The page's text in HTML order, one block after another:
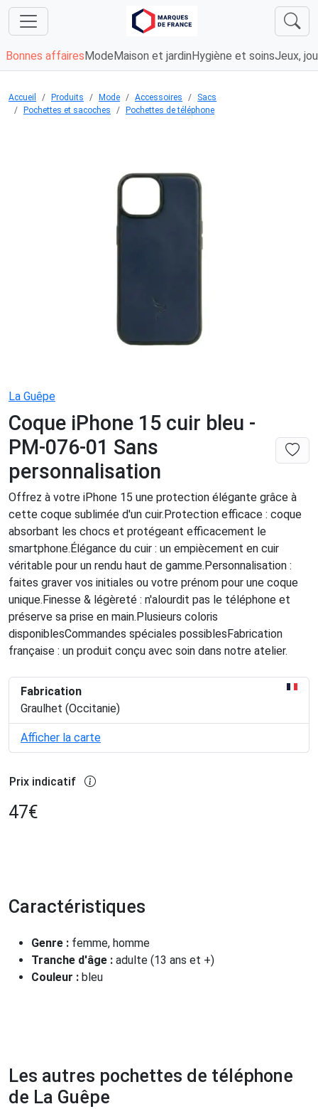
Bonnes affaires Mode Maison et jardin Hygiène et soinsJeux,
Accueil Produits Mode Accessoires
Sacs
Pochettes et sacoches
Pochettes de téléphone
La Guêpe
Coque iPhone 15 cuir bleu -
PM-076-01 Sans
personnalisation
Offrez à votre iPhone 15 une protection élégante grâce à
cette coque sublimée d'un cuir.Protection efficace : coque
absorbant les chocs et protégeant efficacement le
smartphone.Élégance du cuir : un empiècement en cuir
véritable pour un rendu haut de gamme.Personnalisation :
faites graver vos initiales ou votre prénom pour une coque
unique.Finesse & légèreté : n'alourdit pas le téléphone et
préserve sa prise en main.Plusieurs coloris
disponiblesCommandes spéciales possiblesFabrication
française : un produit conçu avec soin dans notre atelier.
Fabrication
Graulhet (Occitanie)
Afficher la carte
Prix indicatif
47€
Caractéristiques
Genre : femme, homme
Tranche d'âge : adulte (13 ans et +)
Couleur : bleu
Les autres pochettes de téléphone
de La Guêpe